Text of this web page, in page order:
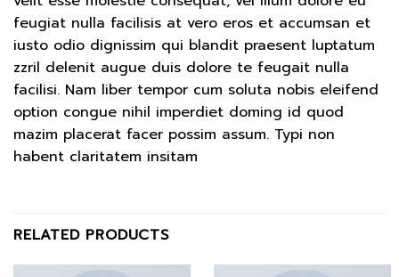
feugiat nulla facilisis at vero eros et accumsan et
iusto odio dignissim qui blandit praesent luptatum
zzril delenit augue duis dolore te feugait nulla
facilisi. Nam liber tempor cum soluta nobis eleifend
option congue nihil imperdiet doming id quod
mazim placerat facer possim assum. Typi non
habent claritatem insitam
RELATED PRODUCTS